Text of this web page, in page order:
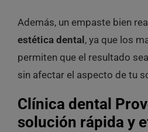
Además, un empaste bien
estética dental , ya que los
permiten que el resultado
sin afectar el aspecto de tu
Clínica dental
solución rápida y